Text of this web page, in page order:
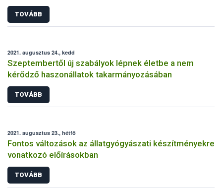
TOVÁBB
2021. augusztus 24., kedd
Szeptembertől új szabályok lépnek életbe a nem
kérődző haszonállatok takarmányozásában
TOVÁBB
2021. augusztus 23., hétfő
Fontos változások az állatgyógyászati készítményekre
vonatkozó előírásokban
TOVÁBB